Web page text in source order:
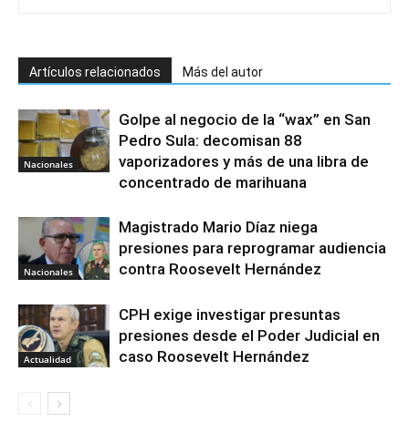
Artículos relacionados Más del autor
Nacionales
Golpe al negocio de la “wax” en San
Pedro Sula: decomisan 88
vaporizadores y más de una libra de
concentrado de marihuana
Nacionales
Magistrado Mario Díaz niega
presiones para reprogramar audiencia
contra Roosevelt Hernández
Actualidad
CPH exige investigar presuntas
presiones desde el Poder Judicial en
caso Roosevelt Hernández